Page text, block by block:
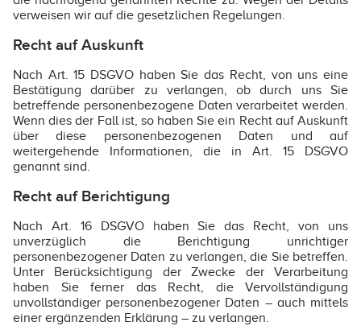
verweisen wir auf die gesetzlichen Regelungen.
Recht auf Auskunft
Nach Art. 15 DSGVO haben Sie das Recht, von uns eine
Bestätigung darüber zu verlangen, ob durch uns Sie
betreffende personenbezogene Daten verarbeitet werden.
Wenn dies der Fall ist, so haben Sie ein Recht auf Auskunft
über diese personenbezogenen Daten und auf
weitergehende Informationen, die in Art. 15 DSGVO
genannt sind.
Recht auf Berichtigung
Nach Art. 16 DSGVO haben Sie das Recht, von uns
unverzüglich die Berichtigung unrichtiger
personenbezogener Daten zu verlangen, die Sie betreffen.
Unter Berücksichtigung der Zwecke der Verarbeitung
haben Sie ferner das Recht, die Vervollständigung
unvollständiger personenbezogener Daten – auch mittels
einer ergänzenden Erklärung – zu verlangen.